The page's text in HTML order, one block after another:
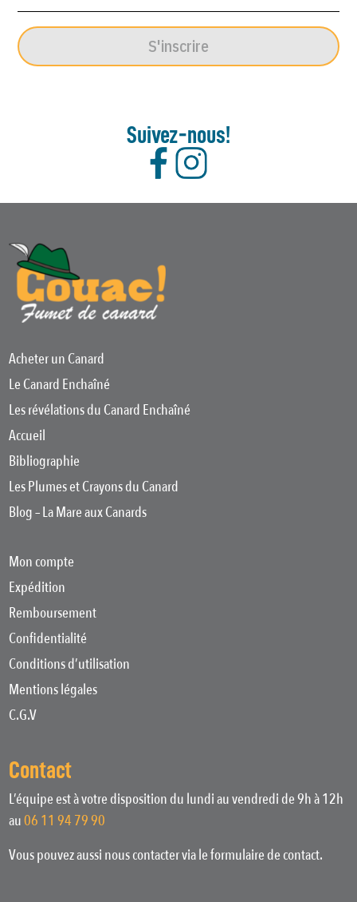
S'inscrire
Suivez-nous!
Acheter un Canard
Le Canard Enchaîné
Les révélations du Canard Enchaîné
Accueil
Bibliographie
Les Plumes et Crayons du Canard
Blog – La Mare aux Canards
Mon compte
Expédition
Remboursement
Confidentialité
Conditions d’utilisation
Mentions légales
C.G.V
Contact
L’équipe est à votre disposition du lundi au vendredi de 9h à 12h
au06 11 94 79 90
Vous pouvez aussi nous contacter via le formulaire de contact.